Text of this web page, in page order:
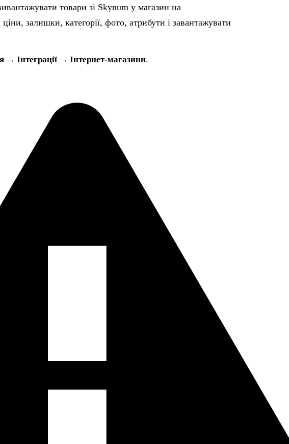
товари зі Skynum у магазин на
залишки, категорії, фото, атрибути і завантажувати
Інтеграції → Інтернет-магазини.